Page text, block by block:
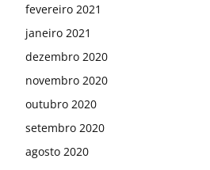
fevereiro 2021
janeiro 2021
dezembro 2020
novembro 2020
outubro 2020
setembro 2020
agosto 2020